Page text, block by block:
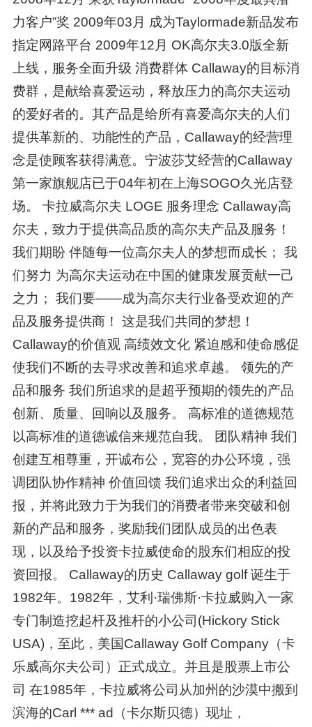
力客户”奖 2009年03月 成为Taylormade新品发布
指定网路平台 2009年12月 OK高尔夫3.0版全新
上线，服务全面升级 消费群体 Callaway的目标消
费群，是献给喜爱运动，释放压力的高尔夫运动
的爱好者的。其产品是给所有喜爱高尔夫的人们
提供革新的、功能性的产品，Callaway的经营理
念是使顾客获得满意。宁波莎艾经营的Callaway
第一家旗舰店已于04年初在上海SOGO久光店登
场。 卡拉威高尔夫 LOGE 服务理念 Callaway高
尔夫，致力于提供高品质的高尔夫产品及服务！
我们期盼 伴随每一位高尔夫人的梦想而成长； 我
们努力 为高尔夫运动在中国的健康发展贡献一己
之力； 我们要——成为高尔夫行业备受欢迎的产
品及服务提供商！ 这是我们共同的梦想！
Callaway的价值观 高绩效文化 紧迫感和使命感促
使我们不断的去寻求改善和追求卓越。 领先的产
品和服务 我们所追求的是超乎预期的领先的产品
创新、质量、回响以及服务。 高标准的道德规范
以高标准的道德诚信来规范自我。 团队精神 我们
创建互相尊重，开诚布公，宽容的办公环境，强
调团队协作精神 价值回馈 我们追求出众的利益回
报，并将此致力于为我们的消费者带来突破和创
新的产品和服务，奖励我们团队成员的出色表
现，以及给予投资卡拉威使命的股东们相应的投
资回报。 Callaway的历史 Callaway golf 诞生于
1982年。1982年，艾利·瑞佛斯·卡拉威购入一家
专门制造挖起杆及推杆的小公司(Hickory Stick
USA)，至此，美国Callaway Golf Company（卡
乐威高尔夫公司）正式成立。并且是股票上市公
司 在1985年，卡拉威将公司从加州的沙漠中搬到
滨海的Carl *** ad（卡尔斯贝德）现址，